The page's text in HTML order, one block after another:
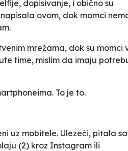
dopisivanje, i obično su
ovom, dok momci
mrežama, dok su momci
time, mislim da imaju
To je to.
uz mobitele. Ulezeći, pitala
(2) kroz Instagram ili